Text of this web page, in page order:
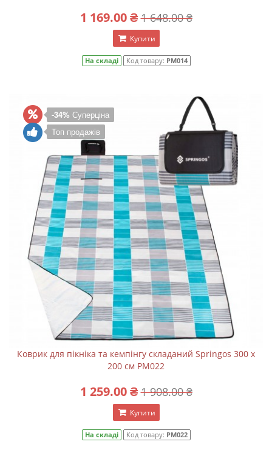
1 169.00 ₴ 1 648.00 ₴
Купити
На складі Код товару: PM014
-34% Суперціна
Топ продажів
Коврик для пікніка та кемпінгу складаний Springos 300 x
200 см PM022
1 259.00 ₴ 1 908.00 ₴
Купити
На складі Код товару: PM022